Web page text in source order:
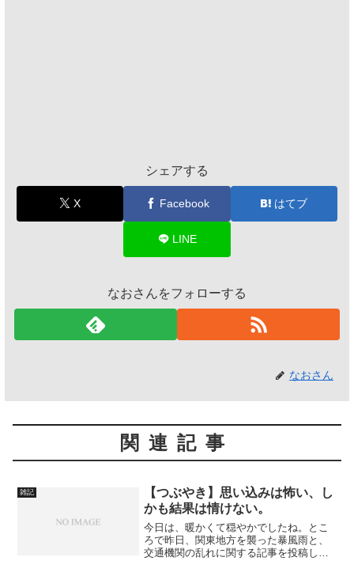
シェアする
X Facebook はてブ
LINE
なおさんをフォローする
なおさん
関連記事
雑記
【つぶやき】思い込みは怖い、し
かも結果は情けない。
今日は、暖かくて穏やかでしたね。とこ
ろで昨日、関東地方を襲った暴風雨と、
交通機関の乱れに関する記事を投稿しま